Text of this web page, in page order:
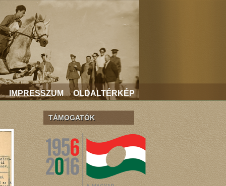
IMPRESSZUM OLDALTÉRKÉP
TÁMOGATÓK